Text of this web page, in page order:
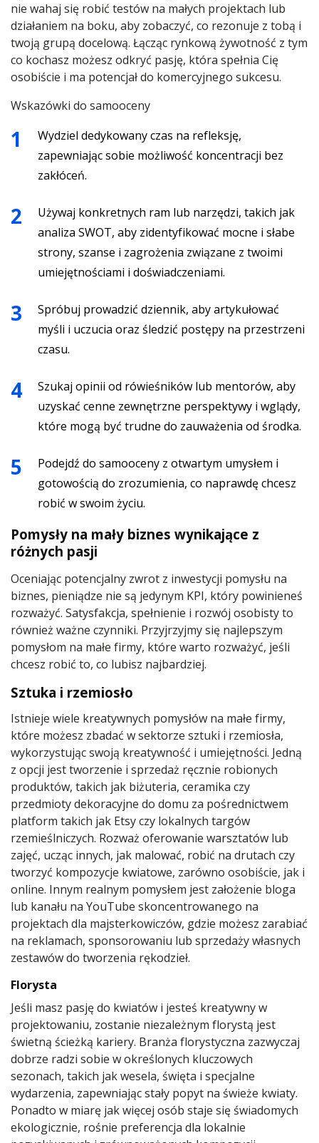
nie wahaj się robić testów na małych projektach lub
działaniem na boku, aby zobaczyć, co rezonuje z tobą i
twoją grupą docelową. Łącząc rynkową żywotność z tym
co kochasz możesz odkryć pasję, która spełnia Cię
osobiście i ma potencjał do komercyjnego sukcesu.
Wskazówki do samooceny
Wydziel dedykowany czas na refleksję,
zapewniając sobie możliwość koncentracji bez
zakłóceń.
Używaj konkretnych ram lub narzędzi, takich jak
analiza SWOT, aby zidentyfikować mocne i słabe
strony, szanse i zagrożenia związane z twoimi
umiejętnościami i doświadczeniami.
Spróbuj prowadzić dziennik, aby artykułować
myśli i uczucia oraz śledzić postępy na przestrzeni
czasu.
Szukaj opinii od rówieśników lub mentorów, aby
uzyskać cenne zewnętrzne perspektywy i wglądy,
które mogą być trudne do zauważenia od środka.
Podejdź do samooceny z otwartym umysłem i
gotowością do zrozumienia, co naprawdę chcesz
robić w swoim życiu.
Pomysły na mały biznes wynikające z
różnych pasji
Oceniając potencjalny zwrot z inwestycji pomysłu na
biznes, pieniądze nie są jedynym KPI, który powinieneś
rozważyć. Satysfakcja, spełnienie i rozwój osobisty to
również ważne czynniki. Przyjrzyjmy się najlepszym
pomysłom na małe firmy, które warto rozważyć, jeśli
chcesz robić to, co lubisz najbardziej.
Sztuka i rzemiosło
Istnieje wiele kreatywnych pomysłów na małe firmy,
które możesz zbadać w sektorze sztuki i rzemiosła,
wykorzystując swoją kreatywność i umiejętności. Jedną
z opcji jest tworzenie i sprzedaż ręcznie robionych
produktów, takich jak biżuteria, ceramika czy
przedmioty dekoracyjne do domu za pośrednictwem
platform takich jak Etsy czy lokalnych targów
rzemieślniczych. Rozważ oferowanie warsztatów lub
zajęć, ucząc innych, jak malować, robić na drutach czy
tworzyć kompozycje kwiatowe, zarówno osobiście, jak i
online. Innym realnym pomysłem jest założenie bloga
lub kanału na YouTube skoncentrowanego na
projektach dla majsterkowiczów, gdzie możesz zarabiać
na reklamach, sponsorowaniu lub sprzedaży własnych
zestawów do tworzenia rękodzieł.
Florysta
Jeśli masz pasję do kwiatów i jesteś kreatywny w
projektowaniu, zostanie niezależnym florystą jest
świetną ścieżką kariery. Branża florystyczna zazwyczaj
dobrze radzi sobie w określonych kluczowych
sezonach, takich jak wesela, święta i specjalne
wydarzenia, zapewniając stały popyt na świeże kwiaty.
Ponadto w miarę jak więcej osób staje się świadomych
ekologicznie, rośnie preferencja dla lokalnie